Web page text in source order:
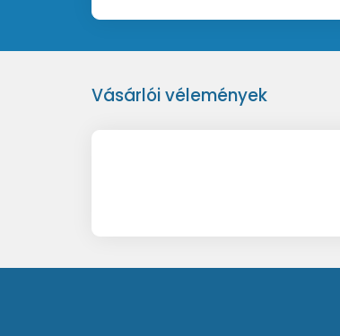
Vásárlói vélemények